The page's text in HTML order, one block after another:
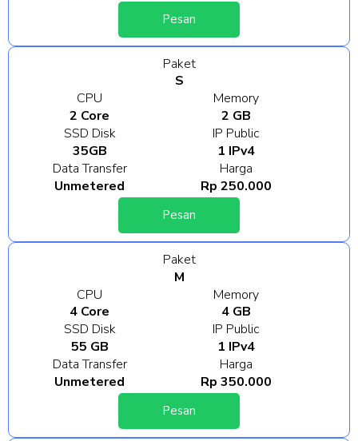
Pesan
Paket
S
CPU
2 Core
Memory
2 GB
SSD Disk
35GB
IP Public
1 IPv4
Data Transfer
Unmetered
Harga
Rp 250.000
Pesan
Paket
M
CPU
4 Core
Memory
4 GB
SSD Disk
55 GB
IP Public
1 IPv4
Data Transfer
Unmetered
Harga
Rp 350.000
Pesan